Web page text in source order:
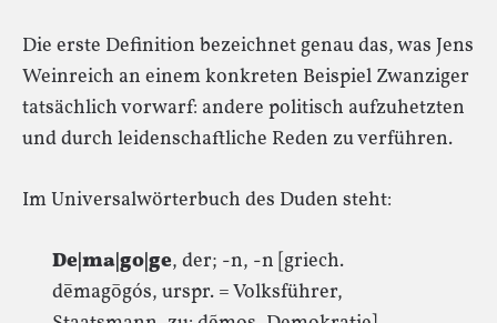
Die erste Definition bezeichnet genau das, was Jens
Weinreich an einem konkreten Beispiel Zwanziger
tatsächlich vorwarf: andere politisch aufzuhetzten
und durch leidenschaftliche Reden zu verführen.
Im Universalwörterbuch des Duden steht:
De|ma|go|ge, der; -n, -n [griech.
dēmagōgós, urspr. = Volksführer,